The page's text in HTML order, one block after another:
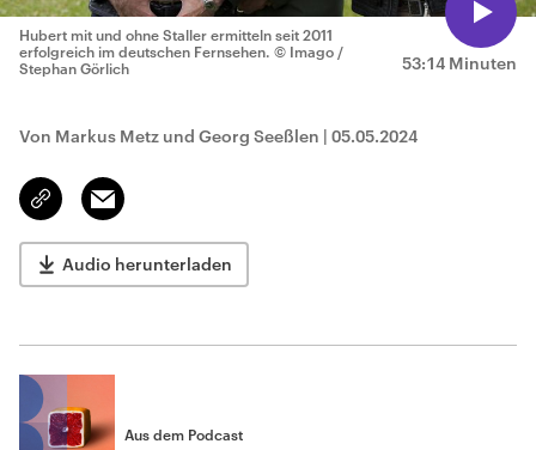
53:14 Minuten
Hubert mit und ohne Staller ermitteln seit 2011
erfolgreich im deutschen Fernsehen. © Imago /
Stephan Görlich
Von Markus Metz und Georg Seeßlen | 05.05.2024
Link
kopieren/teilen
Email
Audio herunterladen
Aus dem Podcast